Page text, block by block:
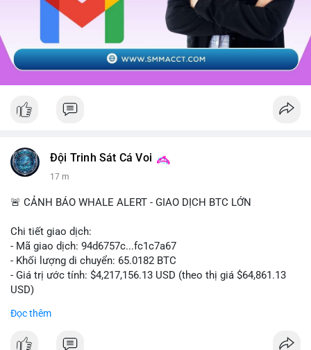
Đội Trinh Sát Cá Voi
17 m
🚨 CẢNH BÁO WHALE ALERT - GIAO DỊCH BTC LỚN
Chi tiết giao dịch:
- Mã giao dịch: 94d6757c...fc1c7a67
- Khối lượng di chuyển: 65.0182 BTC
- Giá trị ước tính: $4,217,156.13 USD (theo thị giá $64,861.13
USD)
Đọc thêm